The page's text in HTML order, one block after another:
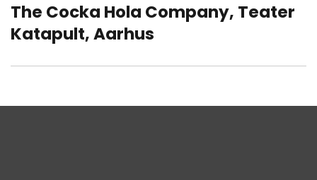
Nächster
Beitrag:
The Cocka Hola Company, Teater
Katapult, Aarhus